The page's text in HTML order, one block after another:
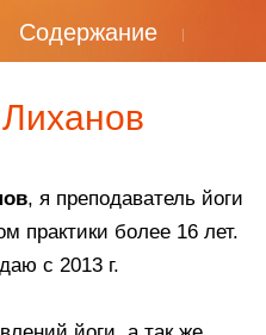
Содержание
, я преподаватель йоги
практики более 16 лет.
с 2013 г.